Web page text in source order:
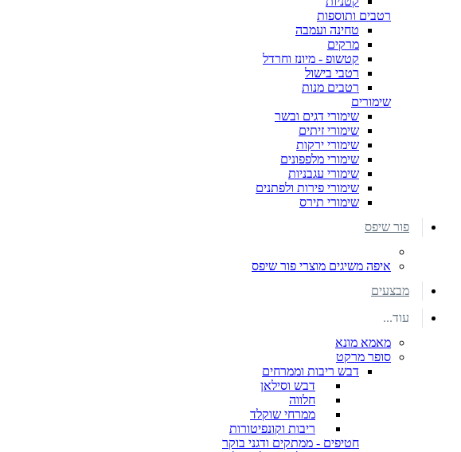
רטבים ותוספות
טחינה ועמבה
מרקים
קטשופ - מיונז וחרדל
רטבי בישול
רטבים מנות
שימורים
שימורי דגים ובשר
שימורי זיתים
שימורי ירקות
שימורי מלפפונים
שימורי עגבניות
שימורי פירות ולפתנים
שימורי תירס
פור שיפס
איפה משיגים מוצרי פור שיפס
מבצעים
עוד...
מאמא מונא
סופר מרקט
דבש ריבות וממרחים
דבש וסילאן
חלווה
ממרחי שוקלד
ריבות וקונפיטורות
חטיפים - ממתקים ודגני בוקר